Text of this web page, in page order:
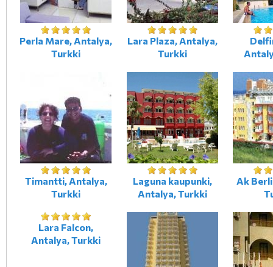
Perla Mare, Antalya,
Turkki
Lara Plaza, Antalya,
Turkki
Timantti, Antalya,
Turkki
Laguna kaupunki,
Antalya, Turkki
Ak
Lara Falcon,
Antalya, Turkki